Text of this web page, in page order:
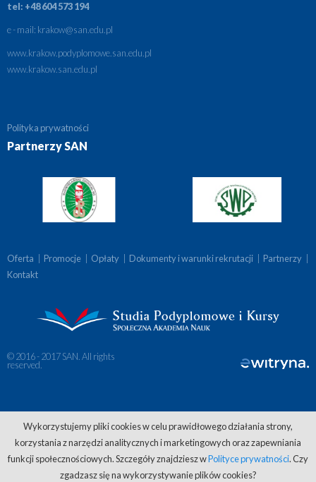
tel: +48 604 573 194
e - mail: krakow@san.edu.pl
www.krakow.podyplomowe.san.edu.pl
www.krakow.san.edu.pl
Polityka prywatności
Partnerzy SAN
Oferta Promocje Opłaty Dokumenty i warunki rekrutacji Partnerzy
Kontakt
© 2016 - 2017 SAN. All rights
reserved.
Wykorzystujemy pliki cookies w celu prawidłowego działania strony,
korzystania z narzędzi analitycznych i marketingowych oraz zapewniania
funkcji społecznościowych. Szczegóły znajdziesz wPolityce prywatności. Czy
zgadzasz się na wykorzystywanie plików cookies?